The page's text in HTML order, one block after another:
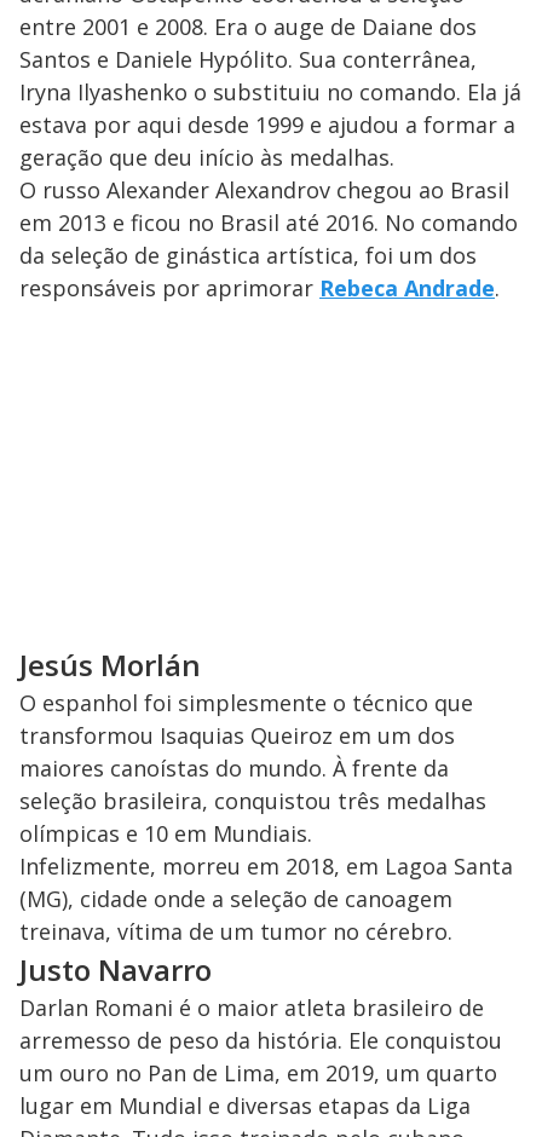
entre 2001 e 2008. Era o auge de Daiane dos
Santos e Daniele Hypólito. Sua conterrânea,
Iryna Ilyashenko o substituiu no comando. Ela já
estava por aqui desde 1999 e ajudou a formar a
geração que deu início às medalhas.
O russo Alexander Alexandrov chegou ao Brasil
em 2013 e ficou no Brasil até 2016. No comando
da seleção de ginástica artística, foi um dos
responsáveis por aprimorar Rebeca Andrade.
Jesús Morlán
O espanhol foi simplesmente o técnico que
transformou Isaquias Queiroz em um dos
maiores canoístas do mundo. À frente da
seleção brasileira, conquistou três medalhas
olímpicas e 10 em Mundiais.
Infelizmente, morreu em 2018, em Lagoa Santa
(MG), cidade onde a seleção de canoagem
treinava, vítima de um tumor no cérebro.
Justo Navarro
Darlan Romani é o maior atleta brasileiro de
arremesso de peso da história. Ele conquistou
um ouro no Pan de Lima, em 2019, um quarto
lugar em Mundial e diversas etapas da Liga